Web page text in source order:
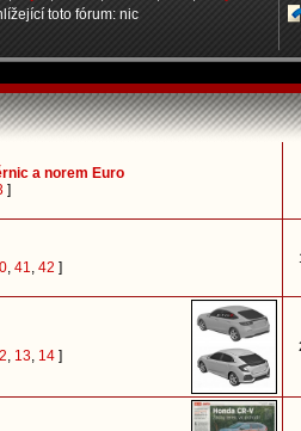
toto fórum: nic
a norem Euro
]
, 41, 42 ]
, 13, 14 ]